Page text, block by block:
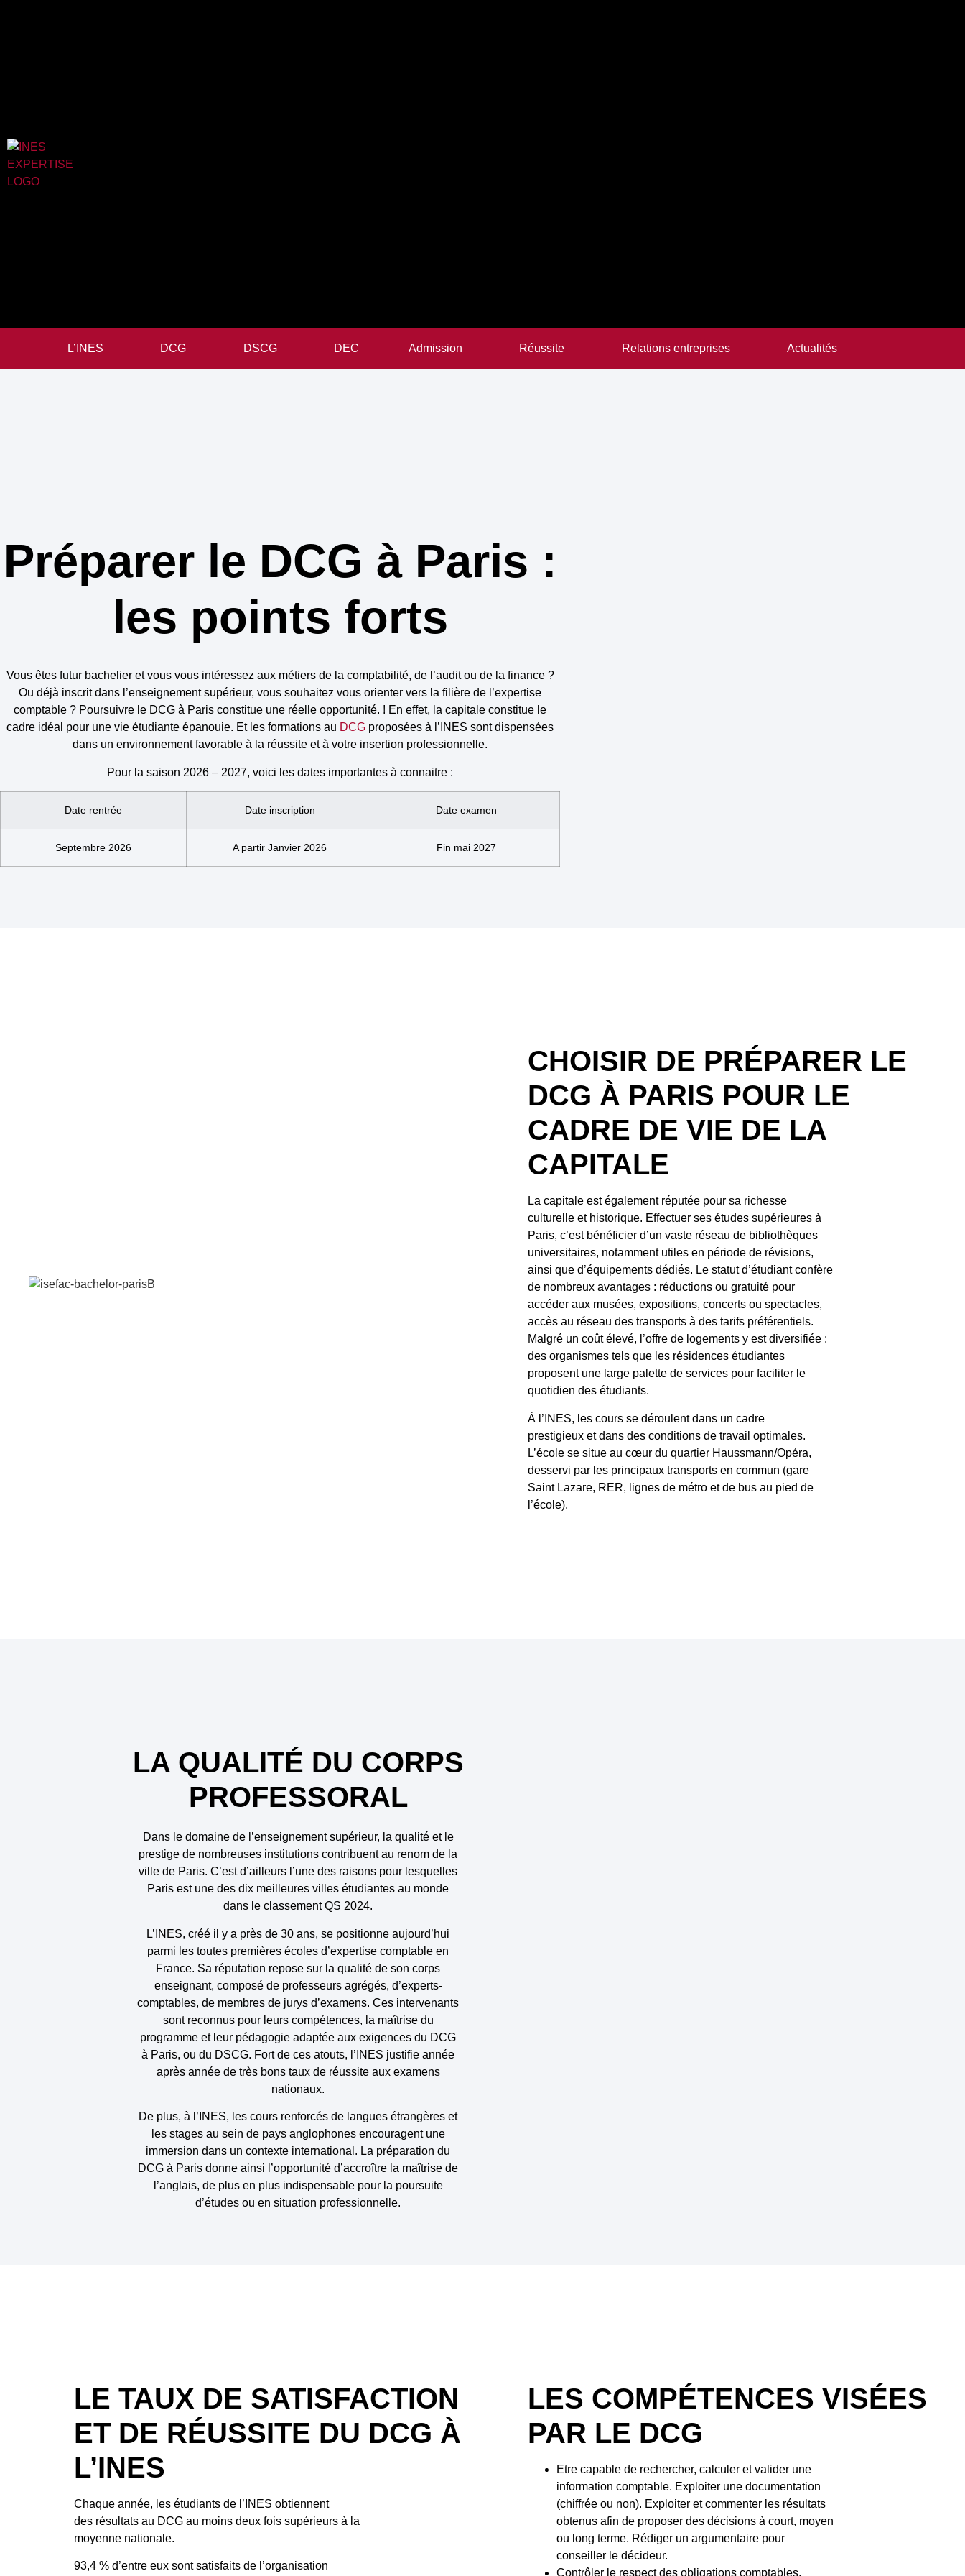
L’INES DCG DSCG DEC Admission Réussite Relations entreprises Actualités
Préparer le DCG à Paris :
les points forts
Vous êtes futur bachelier et vous vous intéressez aux métiers de la comptabilité, de l’audit ou de la finance ?
Ou déjà inscrit dans l’enseignement supérieur, vous souhaitez vous orienter vers la filière de l’expertise
comptable ? Poursuivre le DCG à Paris constitue une réelle opportunité. ! En effet, la capitale constitue le
cadre idéal pour une vie étudiante épanouie. Et les formations au DCG proposées à l’INES sont dispensées
dans un environnement favorable à la réussite et à votre insertion professionnelle.
Pour la saison 2026 – 2027, voici les dates importantes à connaitre :
Date rentrée Date inscription Date examen
Septembre 2026 A partir Janvier 2026 Fin mai 2027
CHOISIR DE PRÉPARER LE
DCG À PARIS POUR LE
CADRE DE VIE DE LA
CAPITALE
La capitale est également réputée pour sa richesse
culturelle et historique. Effectuer ses études supérieures à
Paris, c’est bénéficier d’un vaste réseau de bibliothèques
universitaires, notamment utiles en période de révisions,
ainsi que d’équipements dédiés. Le statut d’étudiant confère
de nombreux avantages : réductions ou gratuité pour
accéder aux musées, expositions, concerts ou spectacles,
accès au réseau des transports à des tarifs préférentiels.
Malgré un coût élevé, l’offre de logements y est diversifiée :
des organismes tels que les résidences étudiantes
proposent une large palette de services pour faciliter le
quotidien des étudiants.
À l’INES, les cours se déroulent dans un cadre
prestigieuxet dans des conditions de travail optimales.
L’école se situe au cœur du quartier Haussmann/Opéra,
desservi par les principaux transports en commun (gare
Saint Lazare, RER, lignes de métro et de bus au pied de
l’école).
LA QUALITÉ DU CORPS
PROFESSORAL
Dans le domaine de l’enseignement supérieur, la qualité et le
prestige de nombreuses institutions contribuent au renom de la
ville de Paris. C’est d’ailleurs l’une des raisons pour lesquelles
Paris est une des dix meilleures villes étudiantes au monde
dans le classement QS 2024.
L’INES, créé il y a près de 30 ans, se positionne aujourd’hui
parmi les toutes premières écoles d’expertise comptable en
France. Sa réputation repose sur laqualité de son corps
enseignant, composé de professeurs agrégés, d’experts-
comptables, de membres de jurys d’examens. Ces intervenants
sont reconnus pour leurs compétences, la maîtrise du
programme et leur pédagogie adaptée aux exigences du DCG
à Paris, ou du DSCG. Fort de ces atouts, l’INES justifie année
après année de très bons taux de réussite aux examens
nationaux.
De plus, à l’INES, les cours renforcés de langues étrangères et
les stages au sein de pays anglophones encouragent une
immersion dans un contexte international. La préparation du
DCG à Paris donne ainsi l’opportunité d’accroître la maîtrise de
l’anglais, de plus en plus indispensable pour la poursuite
d’études ou en situation professionnelle.
LE TAUX DE SATISFACTION
ET DE RÉUSSITE DU DCG À
L’INES
Chaque année, les étudiants de l’INES obtiennent
des résultats au DCG au moins deux fois supérieurs à la
moyenne nationale.
93,4 % d’entre eux sont satisfaits de l’organisation
LES COMPÉTENCES VISÉES
PAR LE DCG
Etre capable de rechercher, calculer et valider une
information comptable. Exploiter une documentation
(chiffrée ou non). Exploiter et commenter les résultats
obtenus afin de proposer des décisions à court, moyen
ou long terme. Rédiger un argumentaire pour
conseiller le décideur.
Contrôler le respect des obligations comptables,